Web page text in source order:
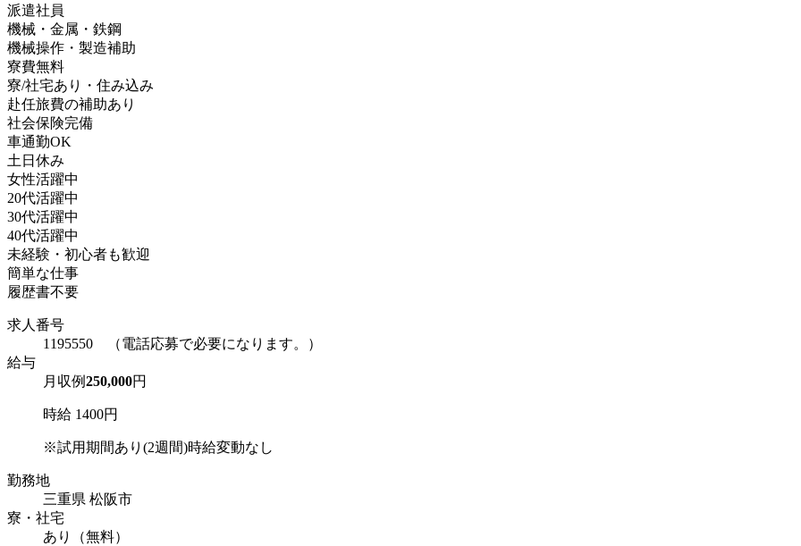
派遣社員
機械・金属・鉄鋼
機械操作・製造補助
寮費無料
寮/社宅あり・住み込み
赴任旅費の補助あり
社会保険完備
車通勤OK
土日休み
女性活躍中
20代活躍中
30代活躍中
40代活躍中
未経験・初心者も歓迎
簡単な仕事
履歴書不要
求人番号
1195550 （電話応募で必要になります。）
給与
月収例250,000円
時給 1400円
※試用期間あり(2週間)時給変動なし
勤務地
三重県 松阪市
寮・社宅
あり（無料）